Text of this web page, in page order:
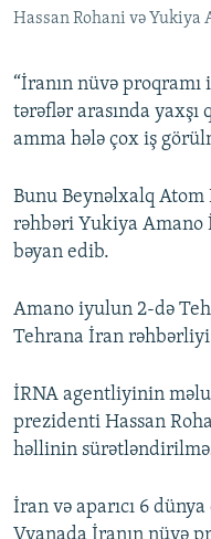
BIZIMLƏ ƏLAQƏ
XƏBƏR BÜLLETENLƏRIMIZ
Hassan Rohani və Yukiya
“İranın nüvə proqramı
tərəflər arasında yaxşı
amma hələ çox iş
Bunu Beynəlxalq
rəhbəri Yukiya Amano
bəyan edib.
Amano iyulun 2-də
Tehrana İran rəhbərliyi
İRNA agentliyinin
prezidenti Hassan
həllinin
İran və aparıcı 6